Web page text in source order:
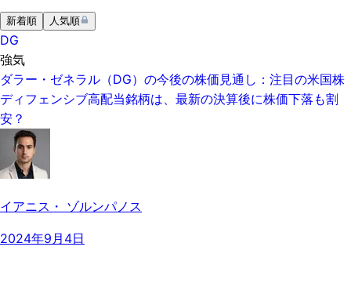
新着順 人気順
DG
強気
ダラー・ゼネラル（DG）の今後の株価見通し：注目の米国株
ディフェンシブ高配当銘柄は、最新の決算後に株価下落も割
安？
イアニス・ ゾルンパノス
2024年9月4日